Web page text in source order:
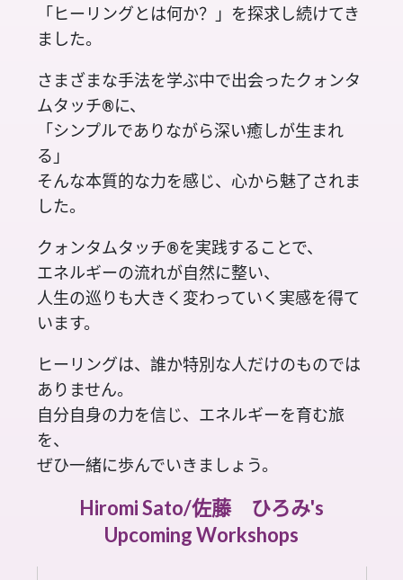
「ヒーリングとは何か？」を探求し続けてき
ました。
さまざまな手法を学ぶ中で出会ったクォンタ
ムタッチ®に、
「シンプルでありながら深い癒しが生まれ
る」
そんな本質的な力を感じ、心から魅了されま
した。
クォンタムタッチ®を実践することで、
エネルギーの流れが自然に整い、
人生の巡りも大きく変わっていく実感を得て
います。
ヒーリングは、誰か特別な人だけのものでは
ありません。
自分自身の力を信じ、エネルギーを育む旅
を、
ぜひ一緒に歩んでいきましょう。
Hiromi Sato/佐藤 ひろみ's
Upcoming Workshops